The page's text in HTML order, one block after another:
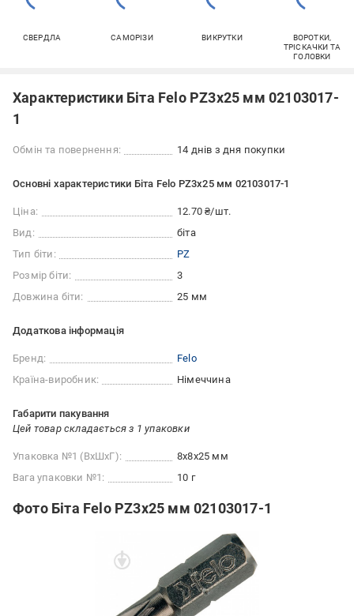
СВЕРДЛА САМОРІЗИ ВИКРУТКИ
ВОРОТКИ,
ТРІСКАЧКИ ТА
ГОЛОВКИ
Характеристики Біта Felo PZ3x25 мм 02103017-
1
Обмін та повернення: 14 днів з дня покупки
Основні характеристики Біта Felo PZ3x25 мм 02103017-1
Ціна:
12.70 ₴/шт.
Вид:
біта
Тип біти:
PZ
Розмір біти:
3
Довжина біти:
25 мм
Додаткова інформація
Бренд:
Felo
Країна-виробник:
Німеччина
Габарити пакування
Цей товар складається з 1 упаковки
Упаковка №1 (ВхШхГ):
8x8x25 мм
Вага упаковки №1:
10 г
Фото Біта Felo PZ3x25 мм 02103017-1